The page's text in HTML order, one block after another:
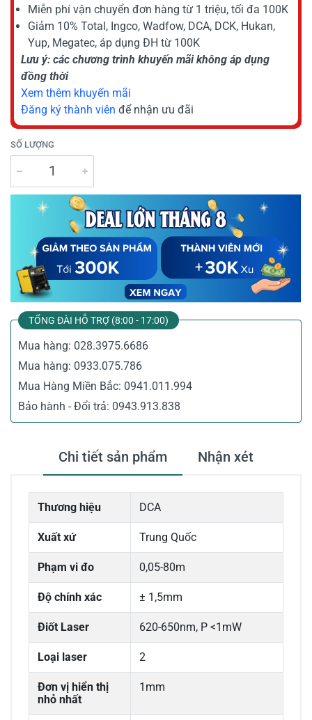
Miễn phí vận chuyển đơn hàng từ 1 triệu, tối đa 100K
Giảm 10% Total, Ingco, Wadfow, DCA, DCK, Hukan,
Yup, Megatec, áp dụng ĐH từ 100K
Lưu ý: các chương trình khuyến mãi không áp dụng
đồng thời
Xem thêm khuyến mãi
Đăng ký thành viên để nhận ưu đãi
SỐ LƯỢNG
TỔNG ĐÀI HỖ TRỢ (8:00 - 17:00)
Mua hàng: 028.3975.6686
Mua hàng: 0933.075.786
Mua Hàng Miền Bắc: 0941.011.994
Bảo hành - Đổi trả: 0943.913.838
Chi tiết sản phẩm Nhận xét
Thương hiệu DCA
Xuất xứ Trung Quốc
Phạm vi đo 0,05-80m
Độ chính xác ± 1,5mm
Điốt Laser 620-650nm, P <1mW
Loại laser 2
Đơn vị hiển thị
nhỏ nhất
1mm